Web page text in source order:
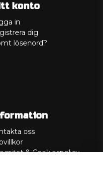
konto
in
dig
lösenord?
oss
& Cookiespolicy
Garanti